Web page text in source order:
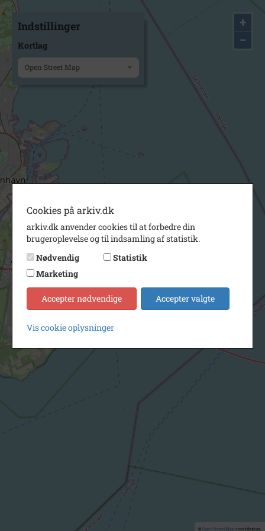
+
−
© OpenStreetMapcontributors.
Indstillinger
Kortlag
Open Street Map
Cookies på arkiv.dk
arkiv.dk anvender cookies til at forbedre din
brugeroplevelse og til indsamling af statistik.
Nødvendig
Statistik
Marketing
Accepter nødvendige Accepter valgte
Vis cookie oplysninger